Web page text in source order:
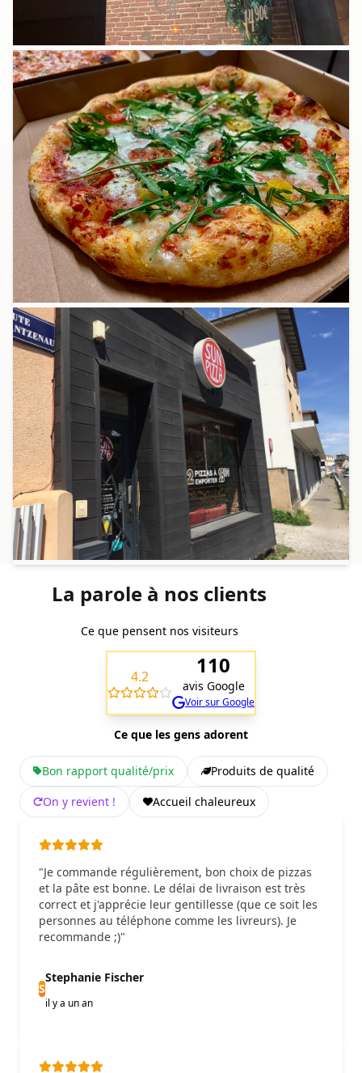
La parole à nos clients
Ce que pensent nos visiteurs
4.2 110
avis Google
Voir sur Google
Ce que les gens adorent
Bon rapport qualité/prix
Produits de qualité
On y revient !
Accueil chaleureux
"Je commande régulièrement, bon choix de pizzas
et la pâte est bonne. Le délai de livraison est très
correct et j'apprécie leur gentillesse (que ce soit les
personnes au téléphone comme les livreurs). Je
recommande ;)"
S
Stephanie Fischer
il y a un an